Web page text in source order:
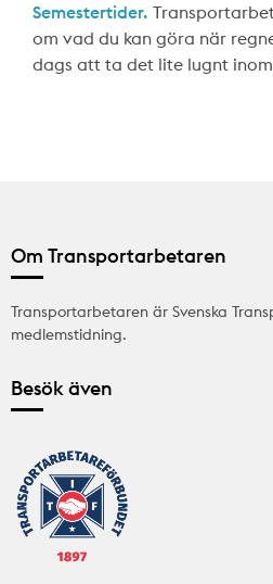
Semestertider.
om vad du kan göra när
dags att ta det lite lugnt
Om Transportarbetaren
Transportarbetaren är Svenska
medlemstidning.
Besök även